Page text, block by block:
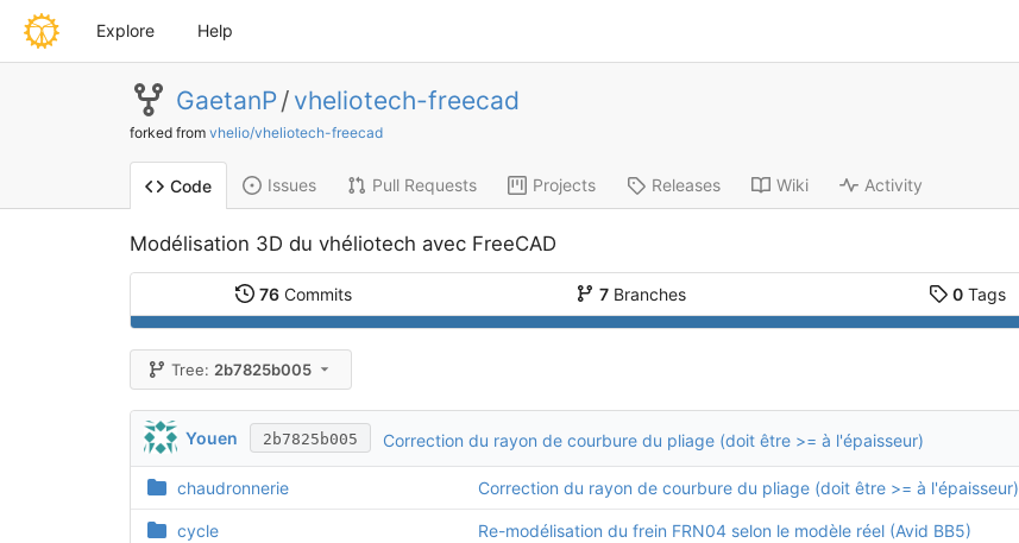
Explore Help
GaetanP/ vheliotech-freecad
forked from vhelio/vheliotech-freecad
Code Issues Pull Requests Projects Releases Wiki Activity
Modélisation 3D du vhéliotech avec FreeCAD
76 Commits 7Branches 0 Tags
Tree: 2b7825b005
Youen 2b7825b005 Correction du rayon de courbure du pliage (doit être >= à l'épaisseur)
chaudronnerie Correction du rayon de courbure du pliage (doit être >= à l'épaisseur)
cycle Re-modélisation du frein FRN04 selon le modèle réel (Avid BB5)